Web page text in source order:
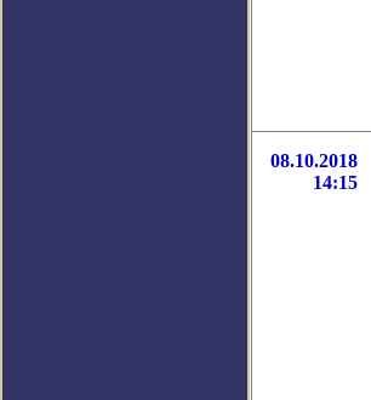
08.10.2018
14:15